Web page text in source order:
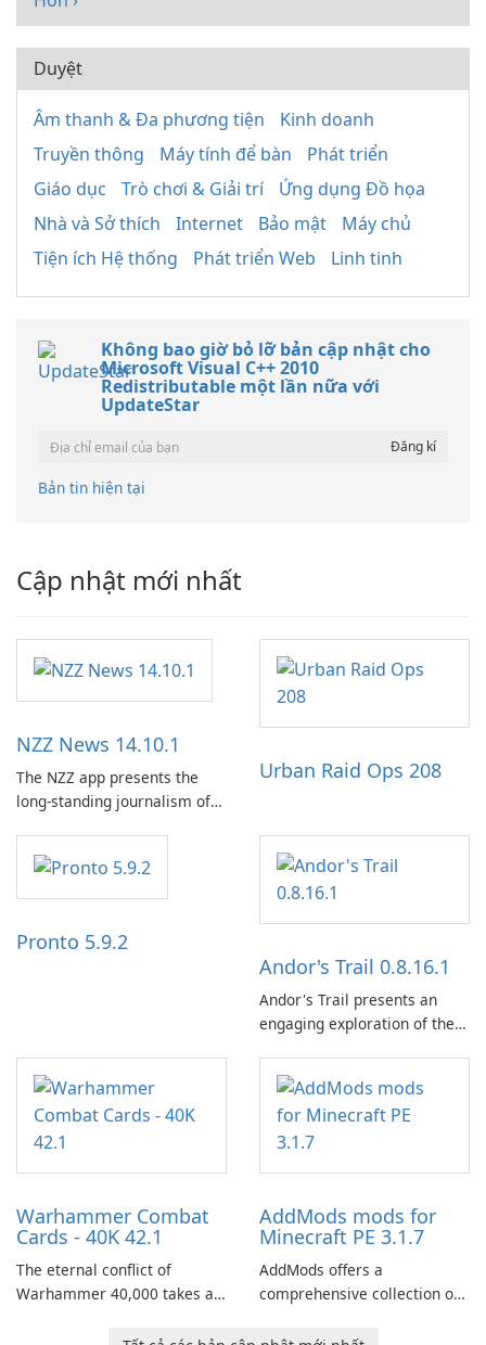
Duyệt
Âm thanh & Đa phương tiện
Kinh doanh
Truyền thông
Máy tính để bàn
Phát triển
Giáo dục
Trò chơi & Giải trí
Ứng dụng Đồ họa
Nhà và Sở thích
Internet Bảo mật
Máy chủ
Tiện ích Hệ thống
Phát triển Web Linh tinh
Không bao giờ bỏ lỡ bản cập nhật cho
Microsoft Visual C++ 2010
Redistributable một lần nữa với
UpdateStar
Bản tin hiện tại
Cập nhật mới nhất
NZZ News 14.10.1
The NZZ app presents the
long-standing journalism of
and a liberal outlook that
embraces diverse opinion.
Urban Raid Ops 208
Pronto 5.9.2
Andor's Trail 0.8.16.1
Andor's Trail presents an
engaging exploration of the
centered around the pursuit
of your brother, Andor,
through a quest-driven
narrative inspired by classic
Warhammer Combat
Cards - 40K 42.1
The eternal conflict of
Warhammer 40,000 takes a
AddMods mods for
Minecraft PE 3.1.7
AddMods offers a
comprehensive collection of